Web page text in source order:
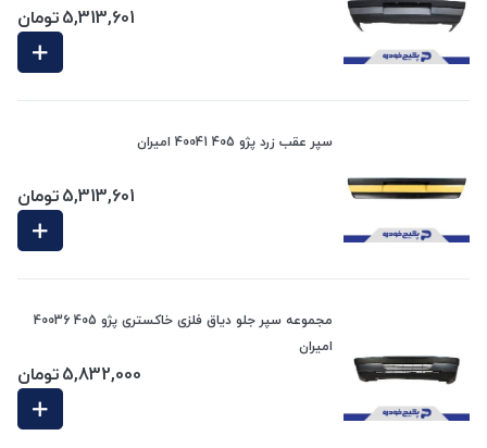
5,313,601تومان
سپر عقب زرد پژو 405 40041 امیران
5,313,601تومان
مجموعه سپر جلو دیاق فلزی خاکستری پژو 405 40036
امیران
5,832,000تومان